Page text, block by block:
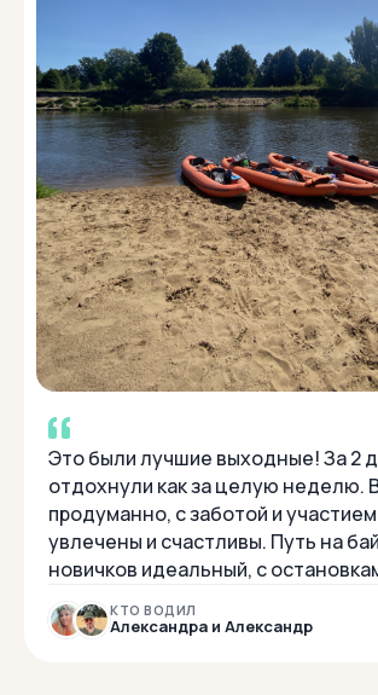
Это были лучшие выходные! За 2
отдохнули как за целую неделю.
продуманно, с заботой и
увлечены и счастливы. Путь на
новичков идеальный, с
насладиться,но не успевае...
КТО ВОДИЛ
Александра и Александр